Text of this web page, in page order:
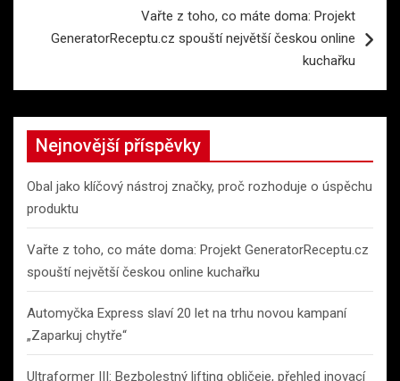
Vařte z toho, co máte doma: Projekt
GeneratorReceptu.cz spouští největší českou online
kuchařku
Nejnovější příspěvky
Obal jako klíčový nástroj značky, proč rozhoduje o úspěchu
produktu
Vařte z toho, co máte doma: Projekt GeneratorReceptu.cz
spouští největší českou online kuchařku
Automyčka Express slaví 20 let na trhu novou kampaní
„Zaparkuj chytře“
Ultraformer III: Bezbolestný lifting obličeje, přehled inovací